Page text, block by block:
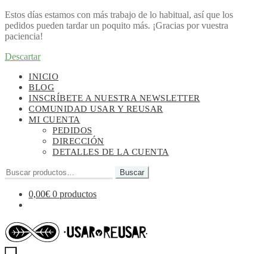
Estos días estamos con más trabajo de lo habitual, así que los
pedidos pueden tardar un poquito más. ¡Gracias por vuestra
paciencia!
Descartar
navegación
contenido
INICIO
BLOG
INSCRÍBETE A NUESTRA NEWSLETTER
COMUNIDAD USAR Y REUSAR
MI CUENTA
PEDIDOS
DIRECCIÓN
DETALLES DE LA CUENTA
Buscar
por:
Buscar
0,00€ 0 productos